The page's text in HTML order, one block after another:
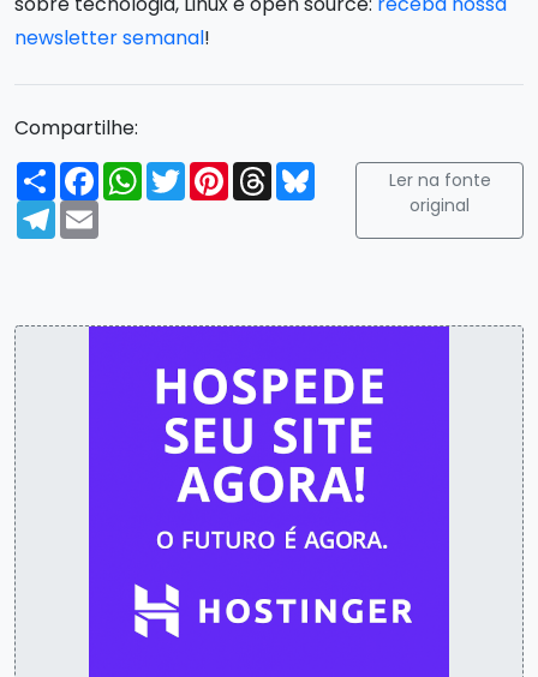
newsletter semanal!
Compartilhe:
Compartilhar
FacebookWhatsApp
TwitterPinterest
ThreadsBluesky
Telegram
Email
Ler na fonte
original